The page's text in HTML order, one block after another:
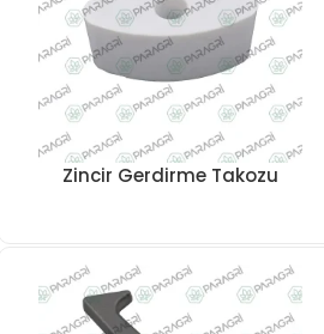
Zincir Gerdirme Takozu